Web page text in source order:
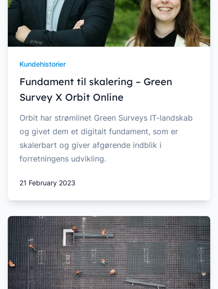
Kundehistorier
Fundament til skalering – Green
Survey X Orbit Online
Orbit har strømlinet Green Surveys IT-landskab
og givet dem et digitalt fundament, som er
skalerbart og giver afgørende indblik i
forretningens udvikling.
21 February 2023